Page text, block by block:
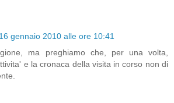
16 gennaio 2010 alle ore 10:41
ma preghiamo che, per una volta,
e la cronaca della visita in corso non di